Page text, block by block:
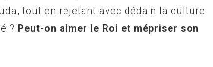
tout en rejetant avec dédain la culture
? Peut-on aimer le Roi et mépriser son